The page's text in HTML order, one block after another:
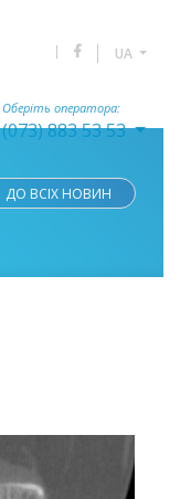
UA
Оберіть оператора:
(073) 883 53 53
ДО ВСІХ НОВИН